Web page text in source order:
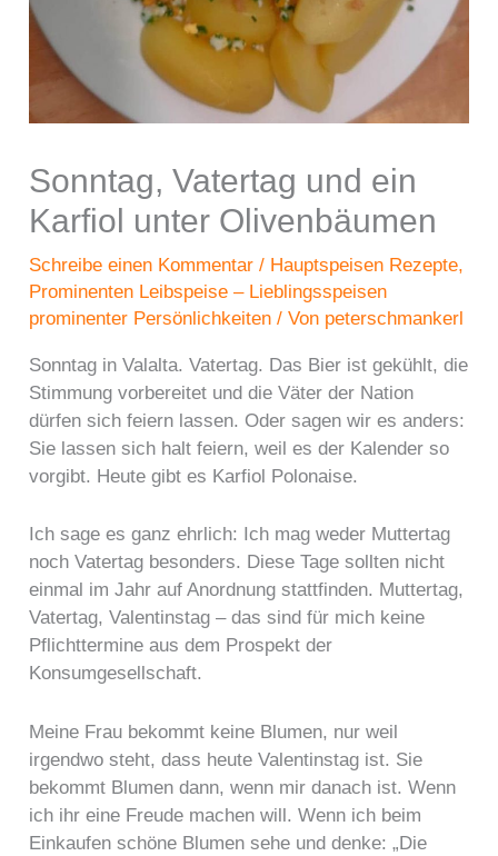
Sonntag, Vatertag und ein
Karfiol unter Olivenbäumen
Schreibe einen Kommentar / Hauptspeisen Rezepte,
Prominenten Leibspeise – Lieblingsspeisen
prominenter Persönlichkeiten / Von peterschmankerl
Sonntag in Valalta. Vatertag. Das Bier ist gekühlt, die
Stimmung vorbereitet und die Väter der Nation
dürfen sich feiern lassen. Oder sagen wir es anders:
Sie lassen sich halt feiern, weil es der Kalender so
vorgibt. Heute gibt es Karfiol Polonaise.
Ich sage es ganz ehrlich: Ich mag weder Muttertag
noch Vatertag besonders. Diese Tage sollten nicht
einmal im Jahr auf Anordnung stattfinden. Muttertag,
Vatertag, Valentinstag – das sind für mich keine
Pflichttermine aus dem Prospekt der
Konsumgesellschaft.
Meine Frau bekommt keine Blumen, nur weil
irgendwo steht, dass heute Valentinstag ist. Sie
bekommt Blumen dann, wenn mir danach ist. Wenn
ich ihr eine Freude machen will. Wenn ich beim
Einkaufen schöne Blumen sehe und denke: „Die